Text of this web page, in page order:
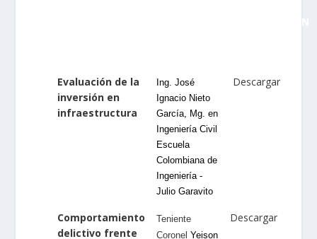
Evaluación de la
inversión en
infraestructura
Ing. José
Ignacio Nieto
García, Mg. en
Ingeniería Civil
Escuela
Colombiana de
Ingeniería -
Julio Garavito
Descargar
Comportamiento
delictivo frente
Teniente
Coronel Yeison
Descargar